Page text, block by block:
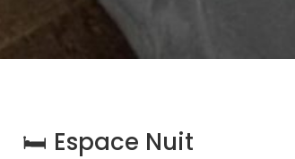
🛏️ Espace Nuit